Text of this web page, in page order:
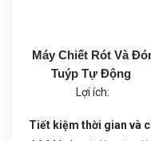
Máy Chiết Rót Và
Tuýp Tự Động
Lợi ích:
Tiết kiệm thời gian và